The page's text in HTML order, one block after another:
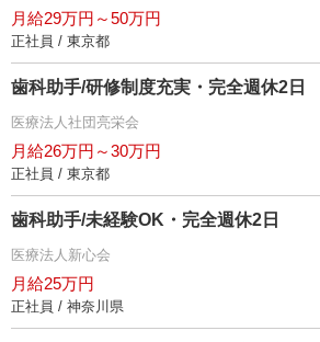
月給29万円～50万円
正社員 / 東京都
歯科助手/研修制度充実・完全週休2日
医療法人社団亮栄会
月給26万円～30万円
正社員 / 東京都
歯科助手/未経験OK・完全週休2日
医療法人新心会
月給25万円
正社員 / 神奈川県